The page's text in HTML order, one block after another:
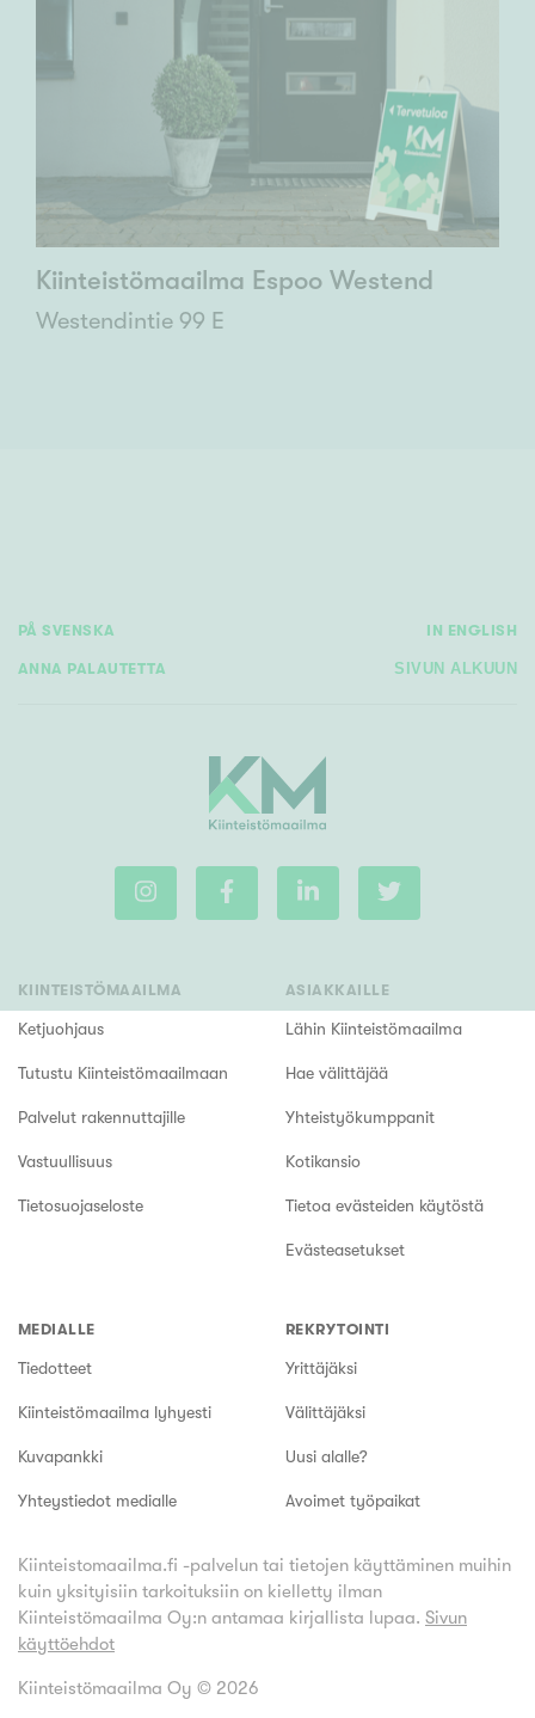
Kiinteistömaailma Espoo Westend
Westendintie 99 E
PÅ SVENSKA IN ENGLISH
ANNA PALAUTETTA SIVUN ALKUUN
KIINTEISTÖMAAILMA
Ketjuohjaus
Tutustu Kiinteistömaailmaan
Palvelut rakennuttajille
Vastuullisuus
Tietosuojaseloste
ASIAKKAILLE
Lähin Kiinteistömaailma
Hae välittäjää
Yhteistyökumppanit
Kotikansio
Tietoa evästeiden käytöstä
Evästeasetukset
MEDIALLE
Tiedotteet
Kiinteistömaailma lyhyesti
Kuvapankki
Yhteystiedot medialle
REKRYTOINTI
Yrittäjäksi
Välittäjäksi
Uusi alalle?
Avoimet työpaikat
Kiinteistomaailma.fi -palvelun tai tietojen käyttäminen muihin
kuin yksityisiin tarkoituksiin on kielletty ilman
Kiinteistömaailma Oy:n antamaa kirjallista lupaa. Sivun
käyttöehdot
Kiinteistömaailma Oy © 2026